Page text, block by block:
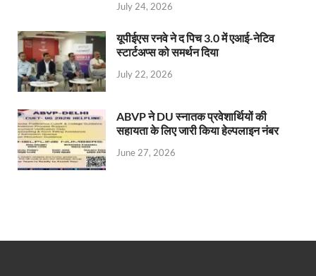
July 24, 2026
यूपीईएस रनवे ने द पिच 3.0 में एआई-नेटिव
स्टार्टअप्स को समर्थन दिया
July 22, 2026
ABVP ने DU स्नातक प्रवेशार्थियों की
सहायता के लिए जारी किया हेल्पलाइन नंबर
June 27, 2026